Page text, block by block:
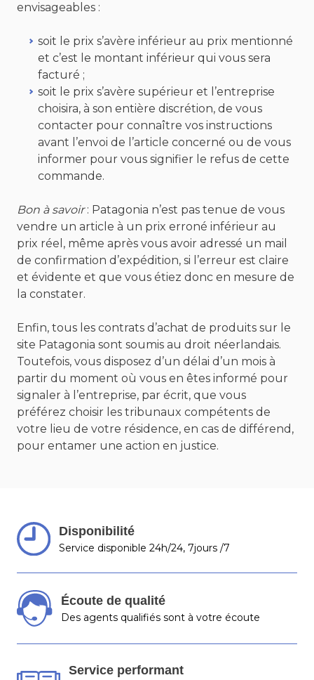
envisageables :
soit le prix s’avère inférieur au prix mentionné
et c’est le montant inférieur qui vous sera
facturé ;
soit le prix s’avère supérieur et l’entreprise
choisira, à son entière discrétion, de vous
contacter pour connaître vos instructions
avant l’envoi de l’article concerné ou de vous
informer pour vous signifier le refus de cette
commande.
Bon à savoir: Patagonia n’est pas tenue de vous
vendre un article à un prix erroné inférieur au
prix réel, même après vous avoir adressé un mail
de confirmation d’expédition, si l’erreur est claire
et évidente et que vous étiez donc en mesure de
la constater.
Enfin, tous les contrats d’achat de produits sur le
site Patagonia sont soumis au droit néerlandais.
Toutefois, vous disposez d’un délai d’un mois à
partir du moment où vous en êtes informé pour
signaler à l’entreprise, par écrit, que vous
préférez choisir les tribunaux compétents de
votre lieu de votre résidence, en cas de différend,
pour entamer une action en justice.
Disponibilité
Service disponible 24h/24, 7jours /7
Écoute de qualité
Des agents qualifiés sont à votre écoute
Service performant